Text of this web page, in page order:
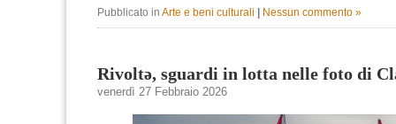
Pubblicato in Arte e beni culturali Nessun commento »
Rivoltə, sguardi in lotta nelle foto di
venerdì 27 Febbraio 2026